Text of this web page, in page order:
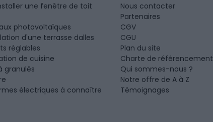
une fenêtre de toit
photovoltaïques
d'une terrasse dalles
réglables
de cuisine
granulés
électriques à connaître
Nous contacter
Partenaires
CGV
CGU
Plan du site
Charte de référencement
Qui sommes-nous ?
Notre offre de A à Z
Témoignages